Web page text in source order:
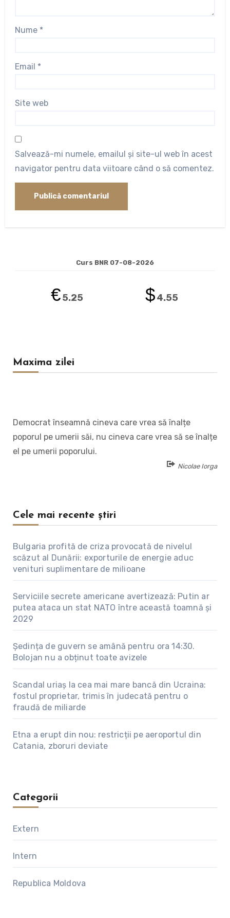
Nume *
Email *
Site web
Salvează-mi numele, emailul și site-ul web în acest
navigator pentru data viitoare când o să comentez.
Curs BNR 07-08-2026
€5.25 $4.55
Maxima zilei
Democrat înseamnă cineva care vrea să înalțe
poporul pe umerii săi, nu cineva care vrea să se înalțe
el pe umerii poporului.
Nicolae Iorga
Cele mai recente știri
Bulgaria profită de criza provocată de nivelul
scăzut al Dunării: exporturile de energie aduc
venituri suplimentare de milioane
Serviciile secrete americane avertizează: Putin ar
putea ataca un stat NATO între această toamnă și
2029
Ședința de guvern se amână pentru ora 14:30.
Bolojan nu a obținut toate avizele
Scandal uriaș la cea mai mare bancă din Ucraina:
fostul proprietar, trimis în judecată pentru o
fraudă de miliarde
Etna a erupt din nou: restricții pe aeroportul din
Catania, zboruri deviate
Categorii
Extern
Intern
Republica Moldova